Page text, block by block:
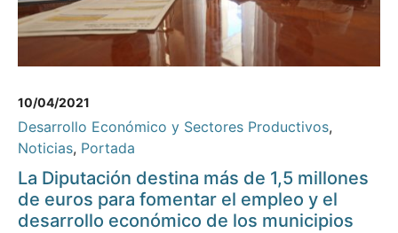
10/04/2021
Desarrollo Económico y Sectores Productivos,
Noticias, Portada
La Diputación destina más de 1,5 millones
de euros para fomentar el empleo y el
desarrollo económico de los municipios